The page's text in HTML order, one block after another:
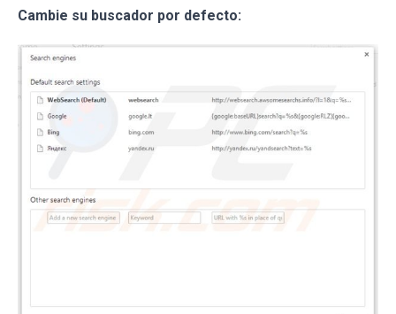
Cambie su buscador por defecto: